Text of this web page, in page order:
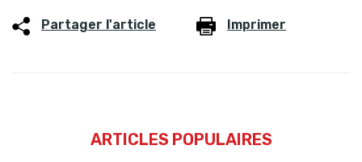
Partager l'article Imprimer
ARTICLES POPULAIRES